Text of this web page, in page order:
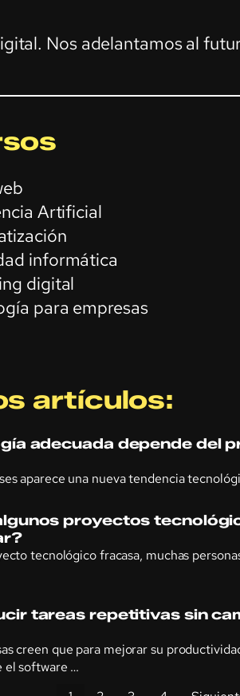
Nos adelantamos al
Artificial
informática
digital
para empresas
artículos:
adecuada depende del
aparece una nueva tendencia
proyectos
tecnológico fracasa, muchas
tareas repetitivas sin
creen que para mejorar su
el software …